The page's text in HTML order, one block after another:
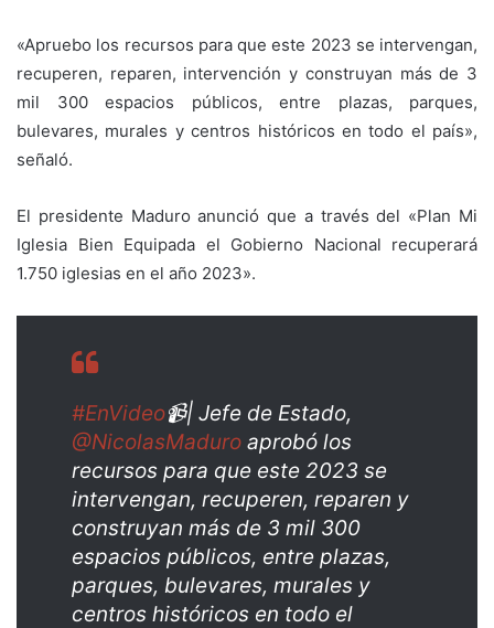
«Apruebo los recursos para que este 2023 se intervengan,
recuperen, reparen, intervención y construyan más de 3
mil 300 espacios públicos, entre plazas, parques,
bulevares, murales y centros históricos en todo el país»,
señaló.
El presidente Maduro anunció que a través del «Plan Mi
Iglesia Bien Equipada el Gobierno Nacional recuperará
1.750 iglesias en el año 2023».
#EnVideo📹| Jefe de Estado,
@NicolasMaduro aprobó los
recursos para que este 2023 se
intervengan, recuperen, reparen y
construyan más de 3 mil 300
espacios públicos, entre plazas,
parques, bulevares, murales y
centros históricos en todo el